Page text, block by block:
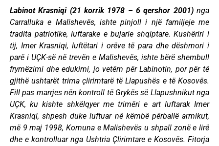
Labinot Krasniqi (21 korrik 1978 – 6 qershor 2001)nga
Carralluka e Malishevës, ishte pinjoll i një familjeje me
tradita patriotike, luftarake e bujarie shqiptare. Kushëriri i
tij, Imer Krasniqi, luftëtari i orëve të para dhe dëshmori i
parë i UÇK-së në trevën e Malishevës, ishte bërë shembull
frymëzimi dhe edukimi, jo vetëm për Labinotin, por për të
gjithë ushtarët trima çlirimtarë të Llapushës e të Kosovës.
Fill pas marrjes nën kontroll të Grykës së Llapushnikut nga
UÇK, ku kishte shkëlqyer me trimëri e art luftarak Imer
Krasniqi, shpesh duke luftuar në këmbë përballë armikut,
më 9 maj 1998, Komuna e Malishevës u shpall zonë e lirë
dhe e kontrolluar nga Ushtria Çlirimtare e Kosovës. Fitorja